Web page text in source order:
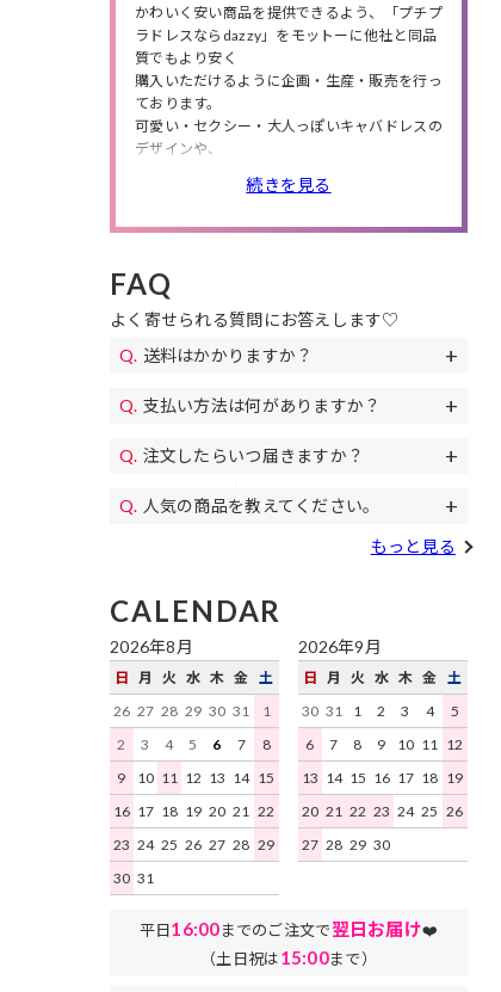
かわいく安い商品を提供できるよう、「プチプ
ラドレスならdazzy」をモットーに他社と同品
質でもより安く
購入いただけるように企画・生産・販売を行っ
ております。
可愛い・セクシー・大人っぽいキャバドレスの
デザインや、
高級ドレス・韓国ドレス、結婚式・特別な日に
私服や同伴で使えるワンピースも多数取り扱っ
シチュエーションやニーズによってドレスが選
べます。
お得なクーポンも配布!下着やアクセサリー、
土日祝日も午後遅くまで当日発送しており
すぐにお届けします。
続きを見る
FAQ
よく寄せられる質問にお答えします♡
送料はかかりますか？
11,000円(税込)以上のご注文で送料無料
になります。毎月イベントで送料無料の
日もあります。
支払い方法は何がありますか？
ャリア決済、RPay(楽天Pay)、NP後払
い、Paidyがご利用いただけます。
注文したらいつ届きますか？
祝日は15時までのご注文を原則として当
日発送いたします。地域ごとにお届け迄
い。
人気の商品を教えてください。
デイジーストアで人気の商品はこちらの
もっと見る
CALENDAR
2026年8月
日 月 火 水 木 金
土
26 27 28 29 30 31
1
2
3 4 5 6 7
8
9
10 11 12 13 14 15
16 17 18 19 20 21
22
23 24 25 26 27 28 29
30 31
2026年9月
日 月 火 水 木 金
土
30 31 1 2 3 4
5
6
7 8 9 10 11
12
13 14 15 16 17 18 19
20 21 22 23 24 25 26
27 28 29 30
平日16:00までのご注文で翌日お届け❤️
（土日祝は15:00まで）